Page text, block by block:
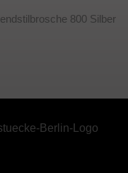
800 Silber